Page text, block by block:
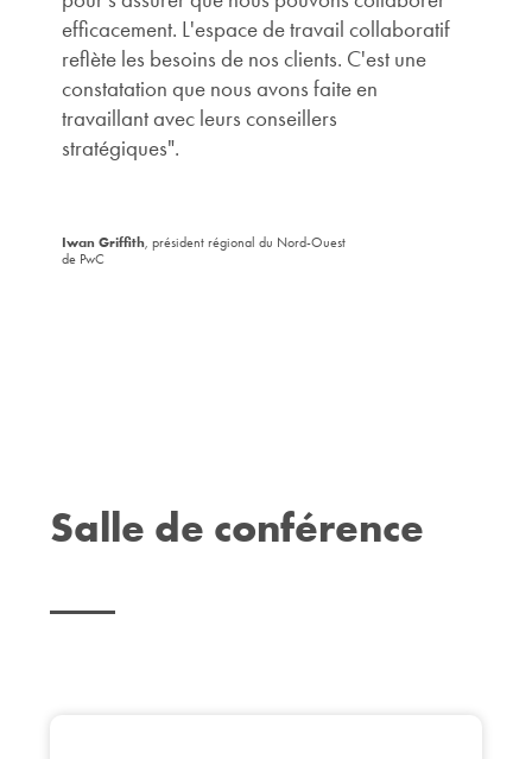
efficacement. L'espace de travail collaboratif
reflète les besoins de nos clients. C'est une
constatation que nous avons faite en
travaillant avec leurs conseillers
stratégiques".
Iwan Griffith, président régional du Nord-Ouest
de PwC
Salle de conférence